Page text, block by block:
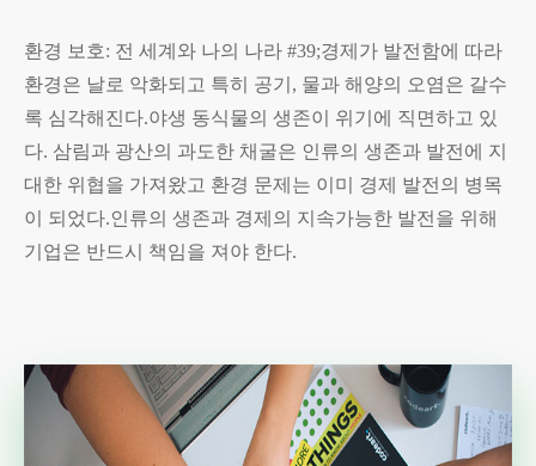
환경 보호: 전 세계와 나의 나라 #39;경제가 발전함에 따라
환경은 날로 악화되고 특히 공기, 물과 해양의 오염은 갈수
록 심각해진다.야생 동식물의 생존이 위기에 직면하고 있
다. 삼림과 광산의 과도한 채굴은 인류의 생존과 발전에 지
대한 위협을 가져왔고 환경 문제는 이미 경제 발전의 병목
이 되었다.인류의 생존과 경제의 지속가능한 발전을 위해
기업은 반드시 책임을 져야 한다.